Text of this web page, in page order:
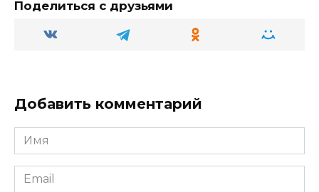
ni
ki
ь
Поделиться с друзьями
Добавить комментарий
Имя
Email